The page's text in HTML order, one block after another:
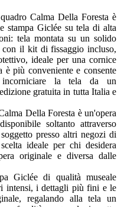
Calma Della Foresta è
stampa Giclée su tela di alta
tela montata su un solido
con il kit di fissaggio incluso,
ideale per una cornice
è più conveniente e consente
la tela da un
gratuita in tutta Italia e
Della Foresta è un'opera
soltanto attraverso
presso altri negozi di
ideale per chi desidera
originale e diversa dalle
Giclée di qualità museale
intensi, i dettagli più fini e le
regalando alla tela un